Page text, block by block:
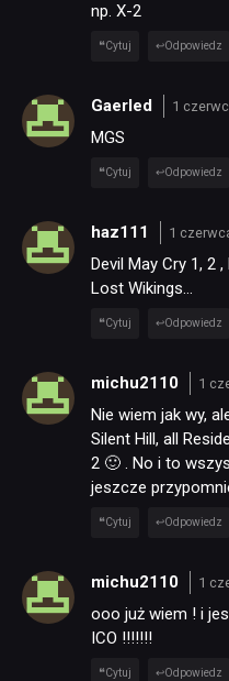
np. X-2
Cytuj Odpowiedz
Gaerled 1
MGS
Cytuj Odpowiedz
haz111 1
Devil May Cry 1, 2
Lost Wikings…
Cytuj Odpowiedz
michu2110 1
Nie wiem jak wy,
Silent Hill, all
2 🙂 . No i to
jeszcze
Cytuj Odpowiedz
michu2110 1
ooo już wiem ! i
ICO !!!!!!!
Cytuj Odpowiedz